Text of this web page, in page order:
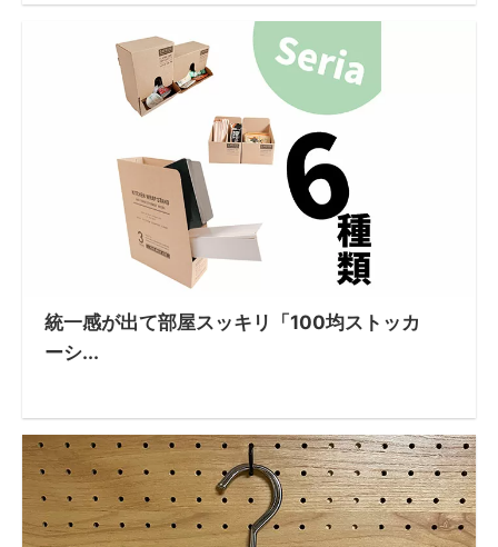
統一感が出て部屋スッキリ「100均ストッカ
ーシ...